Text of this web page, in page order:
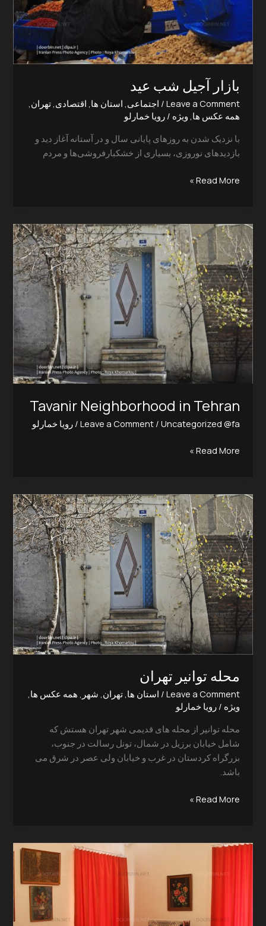
بازار آجیل شب عید‎
Leave a Comment
/ اجتماعی, استان ها, اقتصادی,تهران,
همه عکس ها, ویژه /رویا خمارلو
با نزدیک شدن به روزهای پایانی سال و در آستانه آغاز دید و
بازدید‌های نوروزی، بسیاری از خشکبارفروشی‌ها و مردم
Read More »
Tavanir Neighborhood in Tehran
Leave a Comment / Uncategorized @fa
/رویا خمارلو
Tavanir
Neighborhood
in
Tehran
Read More »
محله توانیر تهران‎
Leave a Comment
/ استان ها,تهران, شهر , همه عکس ها,
ویژه /رویا خمارلو
محله توانیر از محله های قدیمی شهر تهران هستش که
شامل خیابان برزیل در شمال، تونل رسالت در جنوب،
بزرگراه کردستان در غرب و خیابان ولی عصر در شرق می
باشد.
محله
توانیر
تهران‎
Read More »
خانه
سیمین